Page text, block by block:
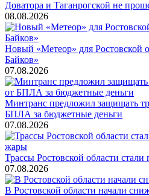
Доватора и Таганрогской не
08.08.2026
Новый «Метеор» для Ростовской
Байков»
07.08.2026
Минтранс предложил защищать
БПЛА за бюджетные деньги
07.08.2026
Трассы Ростовской области
07.08.2026
В Ростовской области начали